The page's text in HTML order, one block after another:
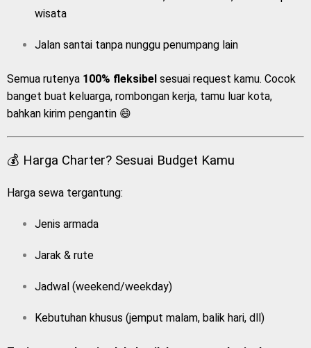
wisata
Jalan santai tanpa nunggu penumpang lain
Semua rutenya 100% fleksibel sesuai request kamu. Cocok
banget buat keluarga, rombongan kerja, tamu luar kota,
bahkan kirim pengantin 😄
💰 Harga Charter? Sesuai Budget Kamu
Harga sewa tergantung:
Jenis armada
Jarak & rute
Jadwal (weekend/weekday)
Kebutuhan khusus (jemput malam, balik hari, dll)